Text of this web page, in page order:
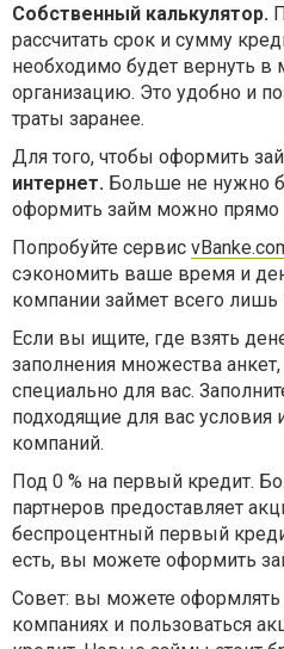
Собственный калькулятор.
рассчитать срок и сумму
необходимо будет вернуть
организацию. Это удобно и
траты заранее.
Для того, чтобы оформить
интернет. Больше не нужно
оформить займ можно прямо
Попробуйте сервис
сэкономить ваше время и
компании займет всего лишь
Если вы ищите, где взять
заполнения множества
специально для вас.
подходящие для вас
компаний.
Под 0 % на первый кредит.
партнеров предоставляет
беспроцентный первый
есть, вы можете оформить
Совет: вы можете
компаниях и пользоваться